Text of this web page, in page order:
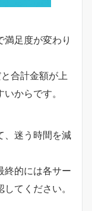
足度が変わり
合計金額が上
からです。
、迷う時間を減
終的には各サー
てください。